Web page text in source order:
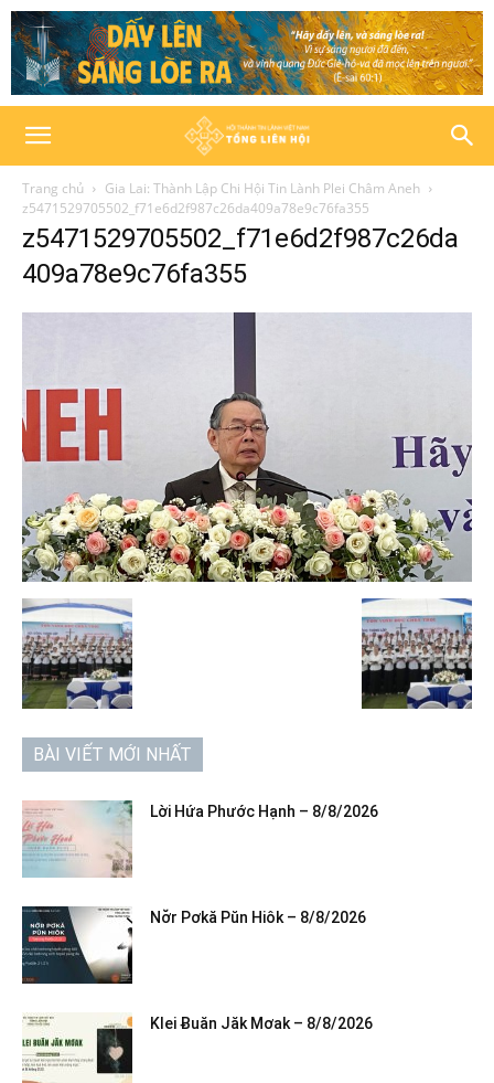
Trang chủ
Gia Lai: Thành Lập Chi Hội Tin Lành Plei Châm Aneh
z5471529705502_f71e6d2f987c26da409a78e9c76fa355
z5471529705502_f71e6d2f987c26da
409a78e9c76fa355
BÀI VIẾT MỚI NHẤT
Lời Hứa Phước Hạnh – 8/8/2026
Nơ̆r Pơkă Pŭn Hiôk – 8/8/2026
Klei Ƀuăn Jăk Mơak – 8/8/2026